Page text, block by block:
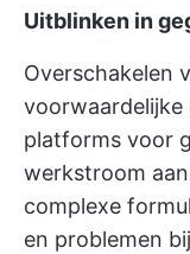
Uitblinken in
Overschakelen
voorwaardelijke
platforms voor
werkstroom
complexe
en problemen